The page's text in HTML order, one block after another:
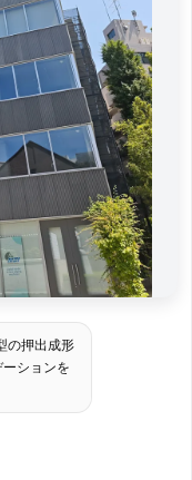
の押出成形
ションを